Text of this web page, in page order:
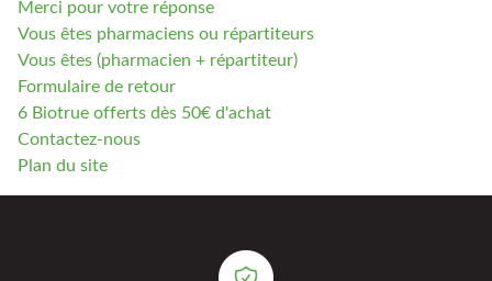
Merci pour votre réponse
Vous êtes pharmaciens ou répartiteurs
Vous êtes (pharmacien + répartiteur)
Formulaire de retour
6 Biotrue offerts dès 50€ d'achat
Contactez-nous
Plan du site